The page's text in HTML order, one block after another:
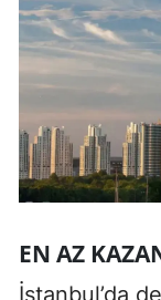
EN AZ
İstanbul’da